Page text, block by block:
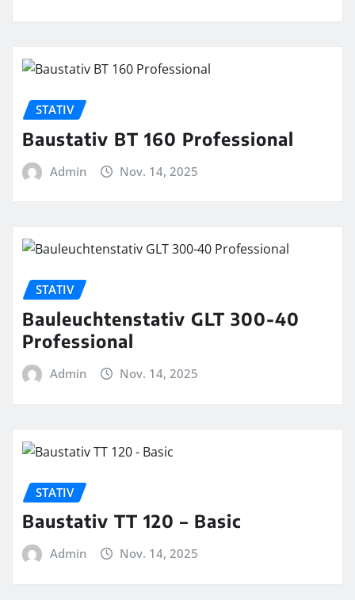
STATIV
Baustativ BT 160 Professional
Admin Nov. 14, 2025
STATIV
Bauleuchtenstativ GLT 300-40
Professional
Admin Nov. 14, 2025
STATIV
Baustativ TT 120 – Basic
Admin Nov. 14, 2025